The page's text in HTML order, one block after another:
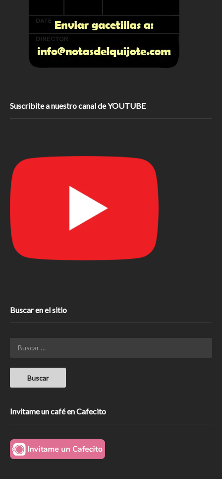
Suscribite a nuestro canal de YOUTUBE
Buscar en el sitio
Invitame un café en Cafecito